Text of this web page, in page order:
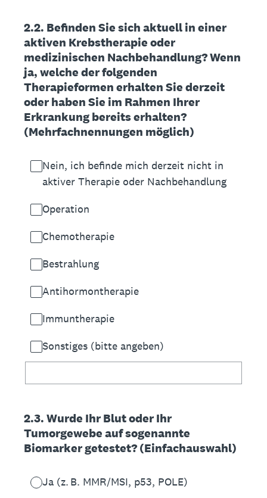
2.2. Befinden Sie sich aktuell in einer
aktiven Krebstherapie oder
medizinischen Nachbehandlung? Wenn
ja, welche der folgenden
Therapieformen erhalten Sie derzeit
oder haben Sie im Rahmen Ihrer
Erkrankung bereits erhalten?
(Mehrfachnennungen möglich)
Nein, ich befinde mich derzeit nicht in
aktiver Therapie oder Nachbehandlung
Operation
Chemotherapie
Bestrahlung
Antihormontherapie
Immuntherapie
Sonstiges (bitte angeben)
2.3. Wurde Ihr Blut oder Ihr
Tumorgewebe auf sogenannte
Biomarker getestet? (Einfachauswahl)
Ja (z. B. MMR/MSI, p53, POLE)